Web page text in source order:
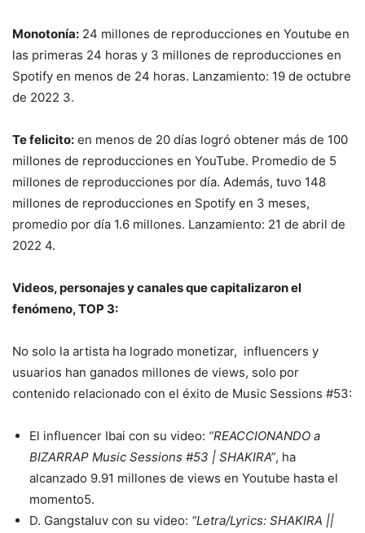
Monotonía: 24 millones de reproducciones en Youtube en
las primeras 24 horas y 3 millones de reproducciones en
Spotify en menos de 24 horas. Lanzamiento: 19 de octubre
de 2022 3.
Te felicito: en menos de 20 días logró obtener más de 100
millones de reproducciones en YouTube. Promedio de 5
millones de reproducciones por día. Además, tuvo 148
millones de reproducciones en Spotify en 3 meses,
promedio por día 1.6 millones. Lanzamiento: 21 de abril de
2022 4.
Videos, personajes y canales que capitalizaron el
fenómeno, TOP 3:
No solo la artista ha logrado monetizar, influencers y
usuarios han ganados millones de views, solo por
contenido relacionado con el éxito de Music Sessions #53:
El influencer Ibai con su video: “REACCIONANDO a
BIZARRAP Music Sessions #53 | SHAKIRA”, ha
alcanzado 9.91 millones de views en Youtube hasta el
momento5.
D. Gangstaluv con su video: “Letra/Lyrics: SHAKIRA ||